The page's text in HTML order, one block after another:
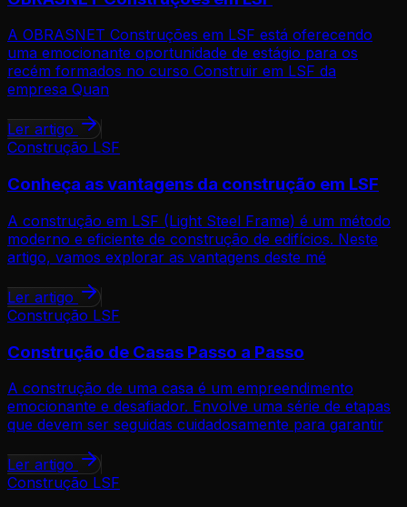
A OBRASNET Construções em LSF está oferecendo
uma emocionante oportunidade de estágio para os
recém formados no curso Construir em LSF da
empresa Quan
Ler artigo
Construção LSF
Conheça as vantagens da construção em LSF
A construção em LSF (Light Steel Frame) é um método
moderno e eficiente de construção de edifícios. Neste
artigo, vamos explorar as vantagens deste mé
Ler artigo
Construção LSF
Construção de Casas Passo a Passo
A construção de uma casa é um empreendimento
emocionante e desafiador. Envolve uma série de etapas
que devem ser seguidas cuidadosamente para garantir
Ler artigo
Construção LSF